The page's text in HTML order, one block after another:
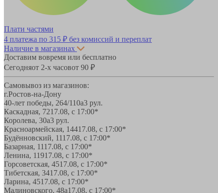
Плати частями
4 платежа по 315 ₽ без комиссий и переплат
Наличие в магазинах
Доставим вовремя или бесплатно
Сегодняот 2-х часовот 90 ₽
Самовывоз из магазинов:
г.Ростов-на-Дону
40-лет победы, 264/110а3 рул.
Каскадная, 7217.08, с 17:00*
Королева, 30а3 рул.
Красноармейская, 14417.08, с 17:00*
Будённовский, 1117.08, с 17:00*
Базарная, 1117.08, с 17:00*
Ленина, 11917.08, с 17:00*
Горсоветская, 4517.08, с 17:00*
Тибетская, 3417.08, с 17:00*
Ларина, 4517.08, с 17:00*
Малиновского, 48а17.08, с 17:00*